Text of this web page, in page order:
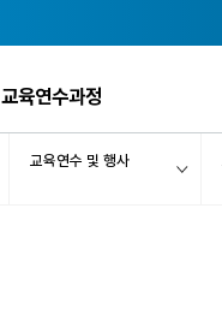
교육연수과정
교육연수 및 행사